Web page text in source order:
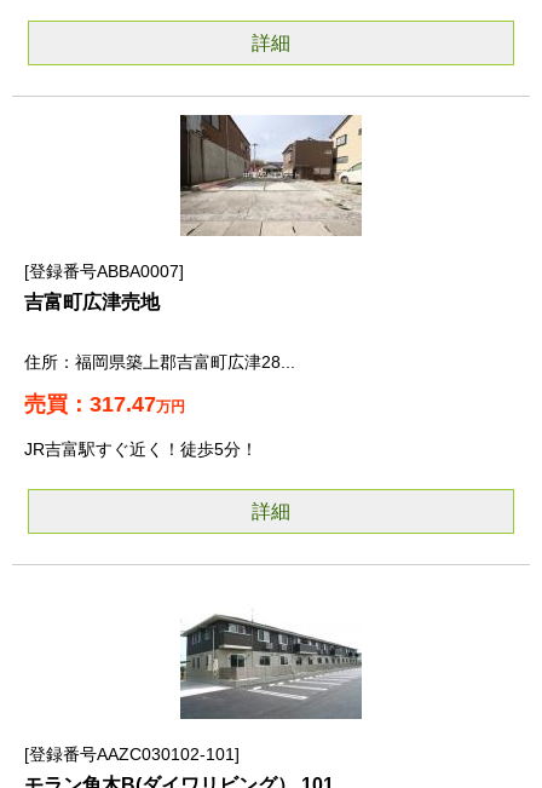
詳細
登録番号ABBA0007
吉富町広津売地
福岡県築上郡吉富町広津28...
317.47万円
JR吉富駅すぐ近く！徒歩5分！
詳細
登録番号AAZC030102-101